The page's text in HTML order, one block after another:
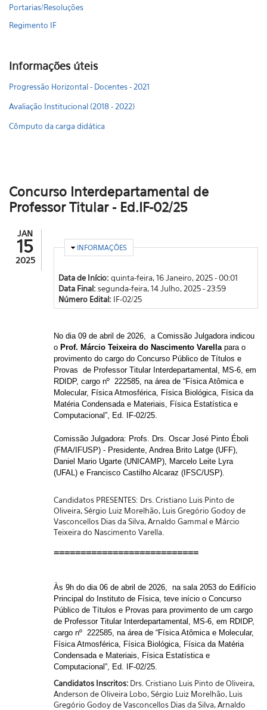
Portarias/Resoluções
Regimento IF
Informações úteis
Progressão Horizontal - Docentes - 2021
Avaliação Institucional (2018 - 2022)
Cômputo da carga didática
Concurso Interdepartamental de
Professor Titular - Ed.IF-02/25
JAN
15
2025
OCULTAR
INFORMAÇÕES
Data de Início: quinta-feira, 16 Janeiro, 2025 - 00:01
Data Final: segunda-feira, 14 Julho, 2025 - 23:59
Número Edital: IF-02/25
No dia 09 de abril de 2026, a Comissão Julgadora indicou
o Prof. Márcio Teixeira do Nascimento Varella para o
provimento do cargo do Concurso Público de Títulos e
Provas de Professor Titular Interdepartamental, MS-6, em
RDIDP, cargo nº 222585, na área de “Física Atômica e
Molecular, Física Atmosférica, Física Biológica, Física da
Matéria Condensada e Materiais, Física Estatística e
Computacional”, Ed. IF-02/25.
Comissão Julgadora: Profs. Drs. Oscar José Pinto Éboli
(FMA/IFUSP) - Presidente, Andrea Brito Latge (UFF),
Daniel Mario Ugarte (UNICAMP), Marcelo Leite Lyra
(UFAL) e Francisco Castilho Alcaraz (IFSC/USP).
Candidatos PRESENTES: Drs. Cristiano Luis Pinto de
Oliveira, Sérgio Luiz Morelhão, Luis Gregório Godoy de
Vasconcellos Dias da Silva, Arnaldo Gammal e Márcio
Teixeira do Nascimento Varella.
===========================
Às 9h do dia 06 de abril de 2026, na sala 2053 do Edifício
Principal do Instituto de Física, teve início o Concurso
Público de Títulos e Provas para provimento de um cargo
de Professor Titular Interdepartamental, MS-6, em RDIDP,
cargo nº 222585, na área de “Física Atômica e Molecular,
Física Atmosférica, Física Biológica, Física da Matéria
Condensada e Materiais, Física Estatística e
Computacional”, Ed. IF-02/25.
Candidatos Inscritos: Drs. Cristiano Luis Pinto de Oliveira,
Anderson de Oliveira Lobo, Sérgio Luiz Morelhão, Luis
Gregório Godoy de Vasconcellos Dias da Silva, Arnaldo